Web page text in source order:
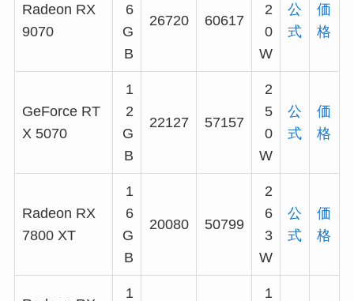
Radeon RX
9070
6
G
B
26720 60617
2
0
W
公
式
価
格
GeForce RT
X 5070
1
2
G
B
22127 57157
2
5
0
W
公
式
価
格
Radeon RX
7800 XT
1
6
G
B
20080 50799
2
6
3
W
公
式
価
格
1
1